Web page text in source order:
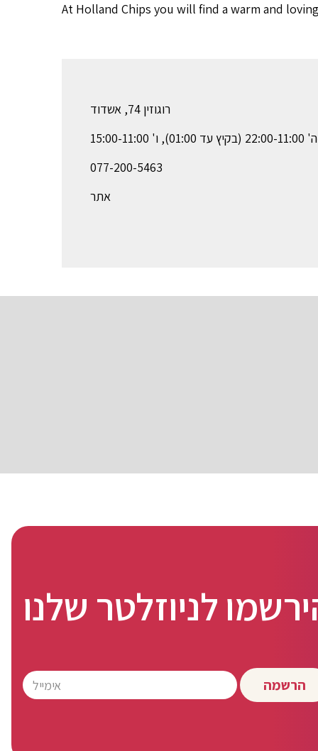
At Holland Chips you will find a warm and
רוגוזין 74, אשדוד
ו' 15:00-11:00
077-200-5463
אתר
לניוזלטר שלנו
הרשמה